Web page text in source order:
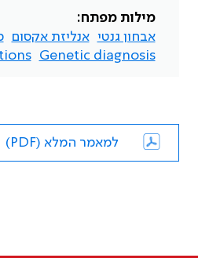
מילות מפתח:
אבחון גנטי אנליזת אקסום
Genetic diagnosis
למאמר המלא (PDF)